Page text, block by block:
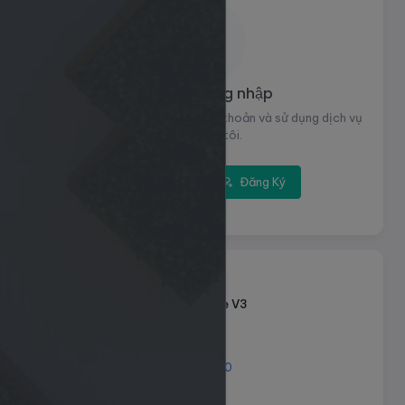
Vui lòng đăng nhập
Đăng nhập để xem thông tin tài khoản và sử dụng dịch vụ
của chúng tôi.
Đăng Ký
Like Youtube V3
50 - 150.000